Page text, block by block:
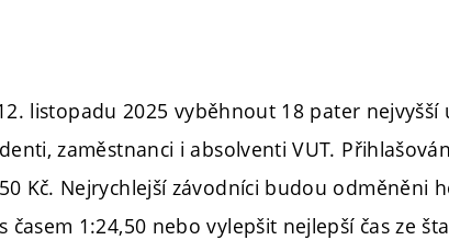
listopadu 2025 vyběhnout 18 pater
zaměstnanci i absolventi VUT.
Kč. Nejrychlejší závodníci budou
časem 1:24,50 nebo vylepšit nejlepší čas ze